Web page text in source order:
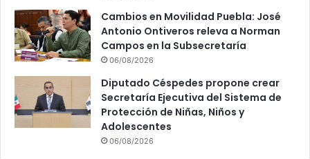
Cambios en Movilidad Puebla: José
Antonio Ontiveros releva a Norman
Campos en la Subsecretaría
06/08/2026
Diputado Céspedes propone crear
Secretaría Ejecutiva del Sistema de
Protección de Niñas, Niños y
Adolescentes
06/08/2026